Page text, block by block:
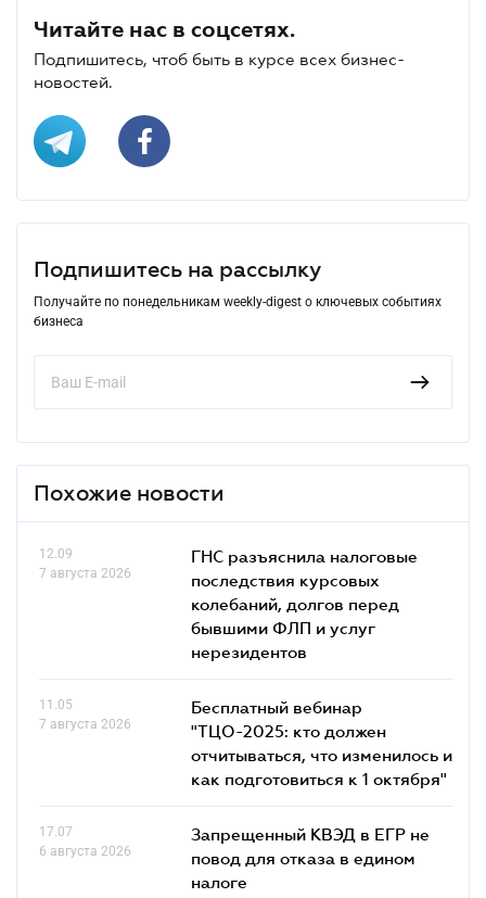
Читайте нас в соцсетях.
Подпишитесь, чтоб быть в курсе всех бизнес-
новостей.
Подпишитесь на рассылку
Получайте по понедельникам weekly-digest о ключевых событиях
бизнеса
Похожие новости
12.09
7 августа 2026
ГНС разъяснила налоговые
последствия курсовых
колебаний, долгов перед
бывшими ФЛП и услуг
нерезидентов
11.05
7 августа 2026
Бесплатный вебинар
"ТЦО-2025: кто должен
отчитываться, что изменилось и
как подготовиться к 1 октября"
17.07
6 августа 2026
Запрещенный КВЭД в ЕГР не
повод для отказа в едином
налоге